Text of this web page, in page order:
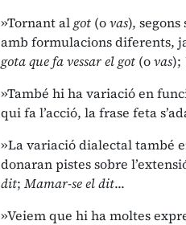
»Tornant algot (ovas),
amb formulacions diferents,
gota que fa vessar el got (ovas);
»També hi ha variació en
qui fa l’acció, la frase feta
»La variació dialectal també
donaran pistes sobre
dit; Mamar-se el dit...
»Veiem que hi ha moltes